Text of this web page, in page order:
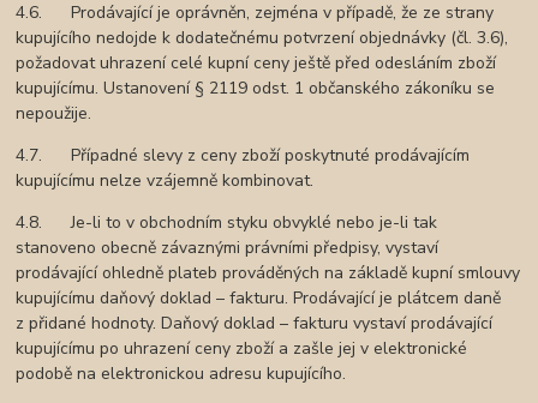
4.6. Prodávající je oprávněn, zejména v případě, že ze strany
kupujícího nedojde k dodatečnému potvrzení objednávky (čl. 3.6),
požadovat uhrazení celé kupní ceny ještě před odesláním zboží
kupujícímu. Ustanovení § 2119 odst. 1 občanského zákoníku se
nepoužije.
4.7. Případné slevy z ceny zboží poskytnuté prodávajícím
kupujícímu nelze vzájemně kombinovat.
4.8. Je-li to v obchodním styku obvyklé nebo je-li tak
stanoveno obecně závaznými právními předpisy, vystaví
prodávající ohledně plateb prováděných na základě kupní smlouvy
kupujícímu daňový doklad – fakturu. Prodávající je plátcem daně
z přidané hodnoty. Daňový doklad – fakturu vystaví prodávající
kupujícímu po uhrazení ceny zboží a zašle jej v elektronické
podobě na elektronickou adresu kupujícího.